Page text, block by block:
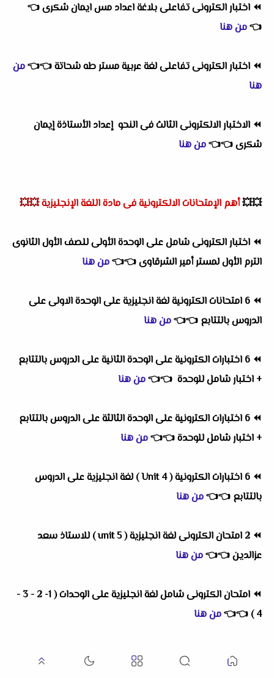
⏪ اختبار الكترونى تفاعلى بلاغة اعداد مس ايمان شكرى👈
👈من هنا
⏪ اختبار الكترونى تفاعلى لغة عربية مستر طه شحاتة👈
👈من
هنا
⏪ الاختبار الالكترونى الثالث فى النحو إعداد الأستاذة إيمان
شكرى👈
👈من هنا
💥💥أهم الإمتحانات الالكترونية فى مادة اللغة الإنجليزية💥💥
⏪ اختبار الكترونى شامل على الوحدة الأولى للصف الأول الثانوى
الترم الأول لمستر أمير الشرقاوى👈
👈من هنا
⏪
6 امتحانات الكترونية لغة انجليزية على الوحدة الاولى على
الدروس بالتتابع 👈
👈من هنا
⏪
6 اختبارات الكترونية على الوحدة الثانية على الدروس بالتتابع
+ اختبار شامل للوحدة 👈
👈من هنا
⏪
6 اختبارات الكترونية على الوحدة الثالثة على الدروس بالتتابع
+ اختبار شامل للوحدة👈
👈من هنا
⏪
6 اختبارات الكترونية ( Unit 4 ) لغة انجليزية على الدروس
بالتتابع 👈
👈من هنا
⏪
2 امتحان الكترونى لغة انجليزية ( unit 5 ) للاستاذ سعد
عزالدين👈
👈من هنا
⏪
امتحان الكترونى شامل لغة انجليزية على الوحدات ( 1- 2 - 3 -
4 )
👈
👈من هنا
امتحان الكترونى تفاعلى لغة انجليزية للإستاذ / عبدالمنعم